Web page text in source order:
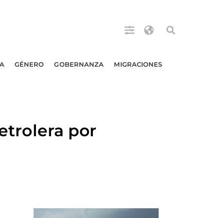
GÉNERO GOBERNANZA MIGRACIONES
por